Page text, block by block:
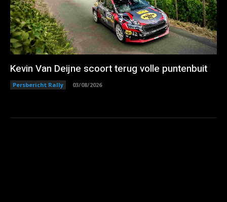
Kevin Van Deijne scoort terug volle puntenbuit
Persbericht Rally 03/08/2026